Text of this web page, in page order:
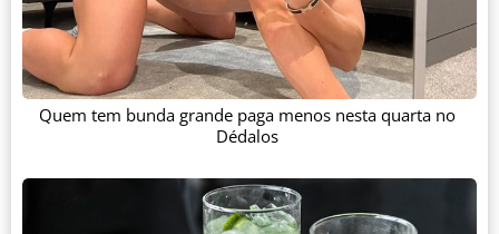
Quem tem bunda grande paga menos nesta quarta no
Dédalos